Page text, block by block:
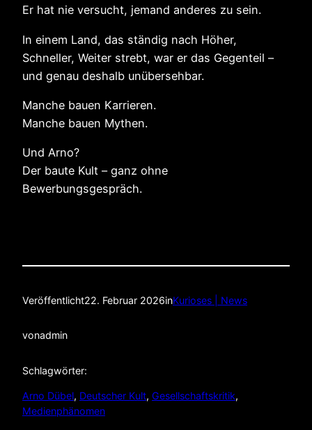
Er hat nie versucht, jemand anderes zu sein.
In einem Land, das ständig nach Höher,
Schneller, Weiter strebt, war er das Gegenteil –
und genau deshalb unübersehbar.
Manche bauen Karrieren.
Manche bauen Mythen.
Und Arno?
Der baute Kult – ganz ohne
Bewerbungsgespräch.
Veröffentlicht22. Februar 2026inKurioses | News
vonadmin
Schlagwörter:
Arno Dübel, Deutscher Kult, Gesellschaftskritik
Medienphänomen